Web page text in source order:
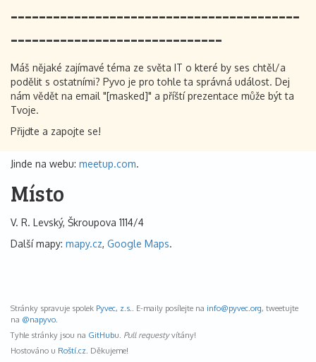
-----------------------------------------
------------------------------
Máš nějaké zajímavé téma ze světa IT o které by ses chtěl/a
podělit s ostatními? Pyvo je pro tohle ta správná událost. Dej
nám vědět na email "[masked]" a příští prezentace může být ta
Tvoje.
Přijďte a zapojte se!
Jinde na webu: meetup.com.
Místo
V. R. Levský, Škroupova 1114/4
Další mapy: mapy.cz, Google Maps.
Stránky spravuje spolek Pyvec, z.s. . E-maily posílejte na info@pyvec.org, tweetujte
na @napyvo
Tyhle stránky jsou na GitHubu. Pull requestyvítány!
Hostováno u Roští.cz . Děkujeme!